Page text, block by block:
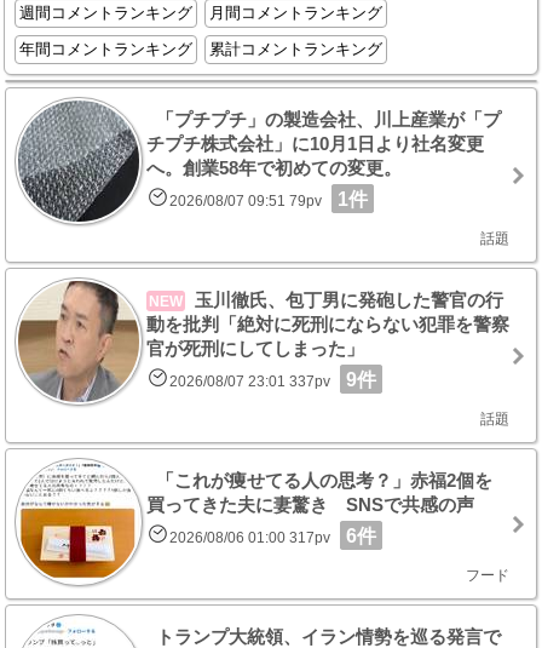
週間コメントランキング
月間コメントランキング
年間コメントランキング
累計コメントランキング
「プチプチ」の製造会社、川上産業が「プ
チプチ株式会社」に10月1日より社名変更
へ。創業58年で初めての変更。
2026/08/07 09:51 79pv 1件
話題
NEW
玉川徹氏、包丁男に発砲した警官の行
動を批判「絶対に死刑にならない犯罪を警察
官が死刑にしてしまった」
2026/08/07 23:01 337pv 9件
話題
「これが痩せてる人の思考？」赤福2個を
買ってきた夫に妻驚き SNSで共感の声
2026/08/06 01:00 317pv 6件
フード
トランプ大統領、イラン情勢を巡る発言で